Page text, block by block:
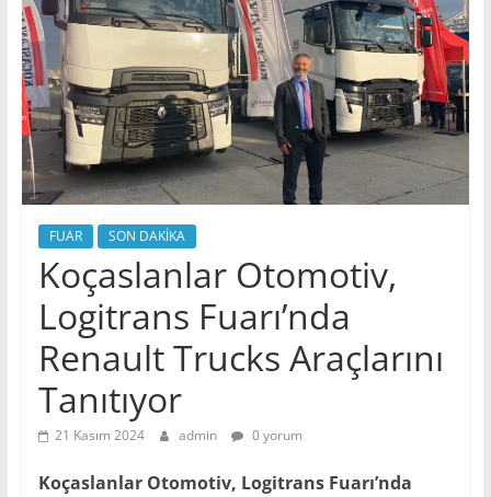
FUAR SON DAKİKA
Koçaslanlar Otomotiv,
Logitrans Fuarı’nda
Renault Trucks Araçlarını
Tanıtıyor
21 Kasım 2024 admin 0 yorum
Koçaslanlar Otomotiv, Logitrans Fuarı’nda